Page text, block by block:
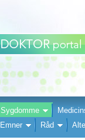
Sygdomme
Emner Råd